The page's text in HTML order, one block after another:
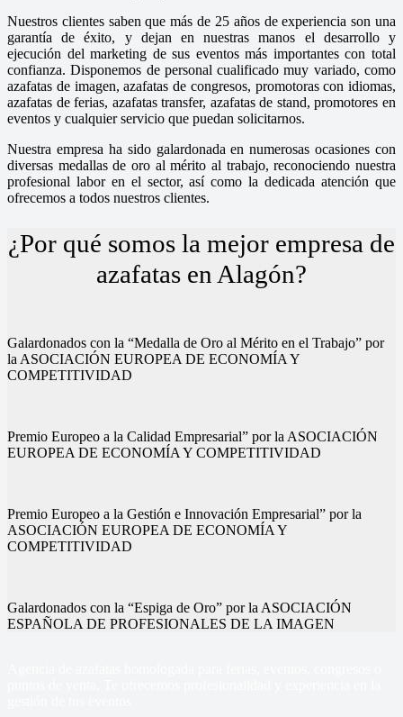
Nuestros clientes saben que más de 25 años de experiencia son una
garantía de éxito, y dejan en nuestras manos el desarrollo y
ejecución del marketing de sus eventos más importantes con total
confianza. Disponemos de personal cualificado muy variado, como
azafatas de imagen, azafatas de congresos, promotoras con idiomas,
azafatas de ferias, azafatas transfer, azafatas de stand, promotores en
eventos y cualquier servicio que puedan solicitarnos.
Nuestra empresa ha sido galardonada en numerosas ocasiones con
diversas medallas de oro al mérito al trabajo, reconociendo nuestra
profesional labor en el sector, así como la dedicada atención que
ofrecemos a todos nuestros clientes.
¿Por qué somos la mejor empresa de
azafatas en Alagón?
Galardonados con la “Medalla de Oro al Mérito en el Trabajo” por
la ASOCIACIÓN EUROPEA DE ECONOMÍA Y
COMPETITIVIDAD
Premio Europeo a la Calidad Empresarial” por la ASOCIACIÓN
EUROPEA DE ECONOMÍA Y COMPETITIVIDAD
Premio Europeo a la Gestión e Innovación Empresarial” por la
ASOCIACIÓN EUROPEA DE ECONOMÍA Y
COMPETITIVIDAD
Galardonados con la “Espiga de Oro” por la ASOCIACIÓN
ESPAÑOLA DE PROFESIONALES DE LA IMAGEN